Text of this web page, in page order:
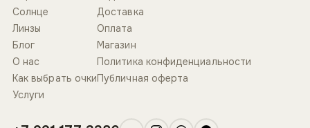
Солнце
Линзы
Блог
О нас
Как выбрать очки
Услуги
Доставка
Оплата
Магазин
Политика конфиденциальности
Публичная оферта